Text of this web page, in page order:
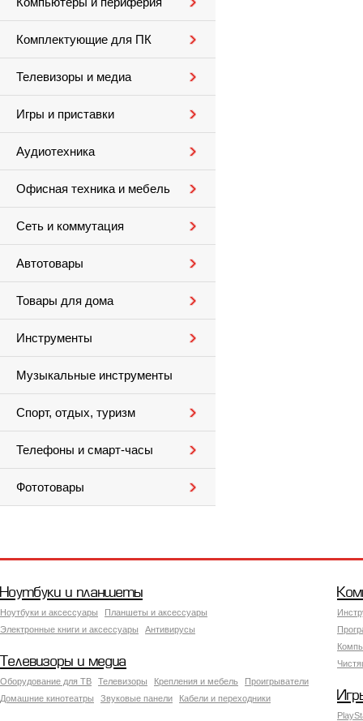
Комплектующие для ПК
Телевизоры и медиа
Игры и приставки
Аудиотехника
Офисная техника и мебель
Сеть и коммутация
Автотовары
Товары для дома
Инструменты
Музыкальные инструменты
Спорт, отдых, туризм
Телефоны и смарт-часы
Фототовары
Ноутбуки и планшеты
Ноутбуки и аксессуары
Планшеты и аксессуары
Электронные книги и аксессуары
Антивирусы
Телевизоры и медиа
Оборудование для ТВ Телевизоры Крепления и мебель
Проигрыватели
Домашние кинотеатры
Звуковые панели Кабели и переходники